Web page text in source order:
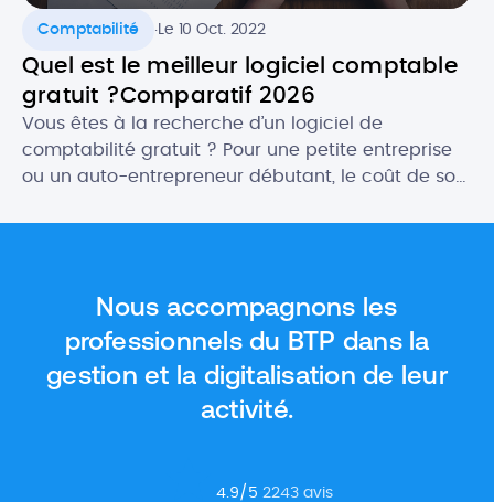
Comptabilité Le 10 Oct. 2022
Quel est le meilleur logiciel comptable
gratuit ?Comparatif 2026
Vous êtes à la recherche d’un logiciel de
comptabilité gratuit ? Pour une petite entreprise
ou un auto-entrepreneur débutant, le coût de son
Dans cet article, nous vous donnons […]
Nous accompagnons les
professionnels du BTP dans la
gestion et la digitalisation de leur
activité.
4.9 /5 2243 avis